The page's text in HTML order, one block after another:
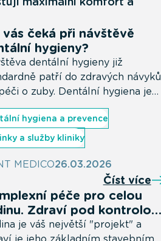
vás čeká při návštěvě
hygieny?
dentální hygieny již
patří do zdravých návyků
o zuby. Dentální hygiena je
důležitá pro každého. Ať už
konkrétní potíže, nebo jen
mít jistotu, že svým zubům
nejlepší péči.
hygiena a prevence
a služby kliniky
MEDICO26.03.2026
Číst více
péče pro celou
Zdraví pod kontrolou
úsměvu
je váš největší "projekt" a